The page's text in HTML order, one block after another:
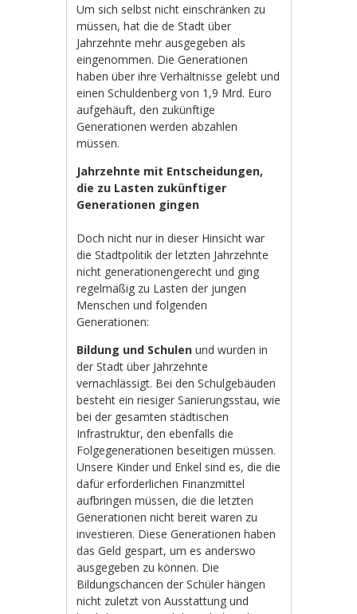
Um sich selbst nicht einschränken zu
müssen, hat die de Stadt über
Jahrzehnte mehr ausgegeben als
eingenommen. Die Generationen
haben über ihre Verhältnisse gelebt und
einen Schuldenberg von 1,9 Mrd. Euro
aufgehäuft, den zukünftige
Generationen werden abzahlen
müssen.
Jahrzehnte mit Entscheidungen,
die zu Lasten zukünftiger
Generationen gingen
Doch nicht nur in dieser Hinsicht war
die Stadtpolitik der letzten Jahrzehnte
nicht generationengerecht und ging
regelmäßig zu Lasten der jungen
Menschen und folgenden
Generationen:
Bildung und Schulen und wurden in
der Stadt über Jahrzehnte
vernachlässigt. Bei den Schulgebäuden
besteht ein riesiger Sanierungsstau, wie
bei der gesamten städtischen
Infrastruktur, den ebenfalls die
Folgegenerationen beseitigen müssen.
Unsere Kinder und Enkel sind es, die die
dafür erforderlichen Finanzmittel
aufbringen müssen, die die letzten
Generationen nicht bereit waren zu
investieren. Diese Generationen haben
das Geld gespart, um es anderswo
ausgegeben zu können. Die
Bildungschancen der Schüler hängen
nicht zuletzt von Ausstattung und